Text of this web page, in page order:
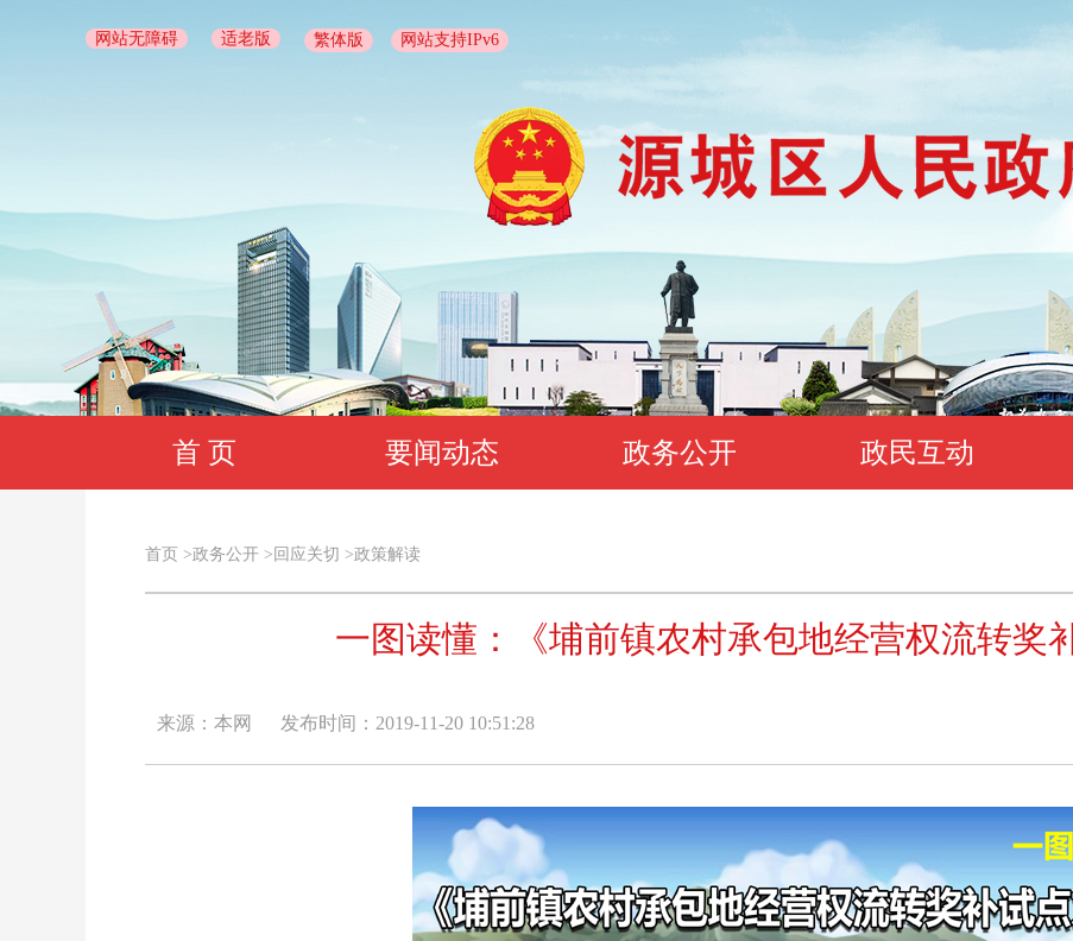
网站无障碍 适老版 繁体版 网站支持IPv6
首 页 要闻动态 政务公开 政民互动
首页 >政务公开 > 回应关切 >政策解读
一图读懂：《埔前镇农村承包地经营权流转奖
来源：本网 发布时间：2019-11-20 10:51:28